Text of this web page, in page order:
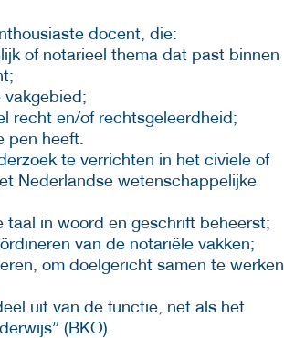
docent, die:
of notarieel thema dat past binnen
recht en/of rechtsgeleerdheid;
pen heeft.
te verrichten in het civiele of
Nederlandse wetenschappelijke
taal in woord en geschrift beheerst;
van de notariële vakken;
om doelgericht samen te werken
uit van de functie, net als het
(BKO).